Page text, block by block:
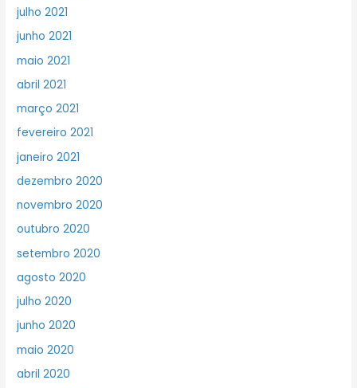
julho 2021
junho 2021
maio 2021
abril 2021
março 2021
fevereiro 2021
janeiro 2021
dezembro 2020
novembro 2020
outubro 2020
setembro 2020
agosto 2020
julho 2020
junho 2020
maio 2020
abril 2020